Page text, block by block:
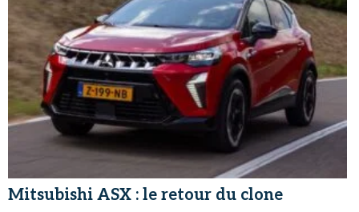
Mitsubishi ASX : le retour du clone